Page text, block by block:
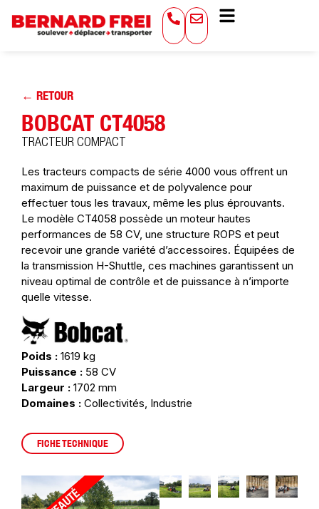
← RETOUR
BOBCAT CT4058
TRACTEUR COMPACT
Les tracteurs compacts de série 4000 vous offrent un
maximum de puissance et de polyvalence pour
effectuer tous les travaux, même les plus éprouvants.
Le modèle CT4058 possède un moteur hautes
performances de 58 CV, une structure ROPS et peut
recevoir une grande variété d’accessoires. Équipées de
la transmission H-Shuttle, ces machines garantissent un
niveau optimal de contrôle et de puissance à n’importe
quelle vitesse.
Poids : 1619 kg
Puissance : 58 CV
Largeur : 1702 mm
Domaines : Collectivités, Industrie
FICHE TECHNIQUE